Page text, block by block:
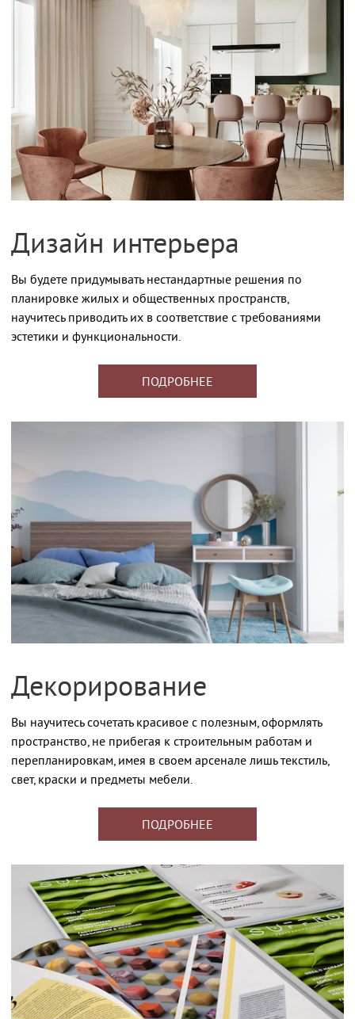
Дизайн интерьера
Вы будете придумывать нестандартные решения по
планировке жилых и общественных пространств,
научитесь приводить их в соответствие с требованиями
эстетики и функциональности.
ПОДРОБНЕЕ
Декорирование
Вы научитесь сочетать красивое с полезным, оформлять
пространство, не прибегая к строительным работам и
перепланировкам, имея в своем арсенале лишь текстиль,
свет, краски и предметы мебели.
ПОДРОБНЕЕ